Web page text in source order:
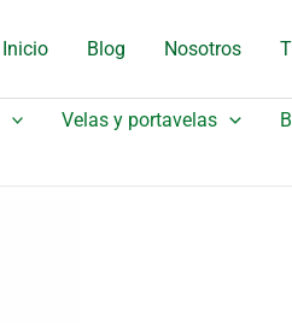
Inicio Blog Nosotros
Velas y portavelas